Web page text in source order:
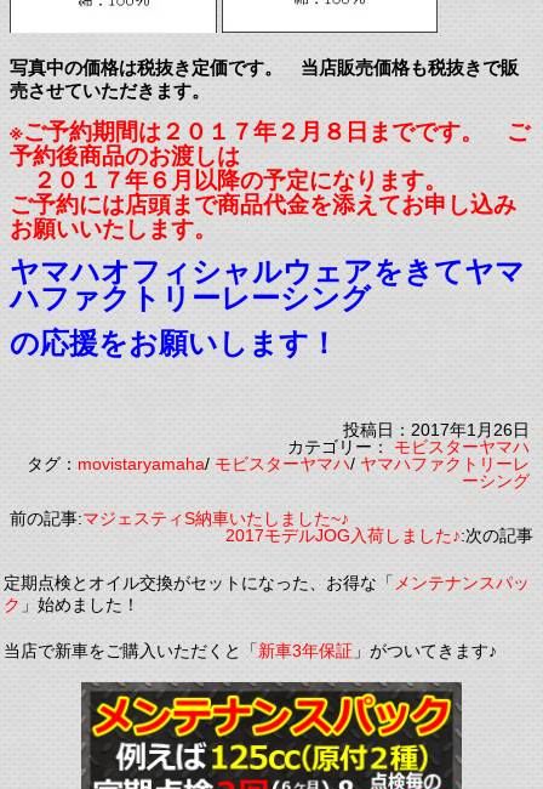
写真中の価格は税抜き定価です。 当店販売価格も税抜きで販
売させていただきます。
※ご予約期間は２０１７年２月８日までです。 ご
予約後商品のお渡しは
２０１７年６月以降の予定になります。
ご予約には店頭まで商品代金を添えてお申し込み
お願いいたします。
ヤマハオフィシャルウェアをきてヤマ
ハファクトリーレーシング
の応援をお願いします！
投稿日：2017年1月26日
カテゴリー：モビスターヤマハ
タグ：movistaryamaha/モビスターヤマハ/ヤマハファクトリーレ
ーシング
前の記事:マジェスティS納車いたしました~♪
2017モデルJOG入荷しました♪:次の記事
定期点検とオイル交換がセットになった、お得な「メンテナンスパッ
ク」始めました！
当店で新車をご購入いただくと「新車3年保証」がついてきます♪